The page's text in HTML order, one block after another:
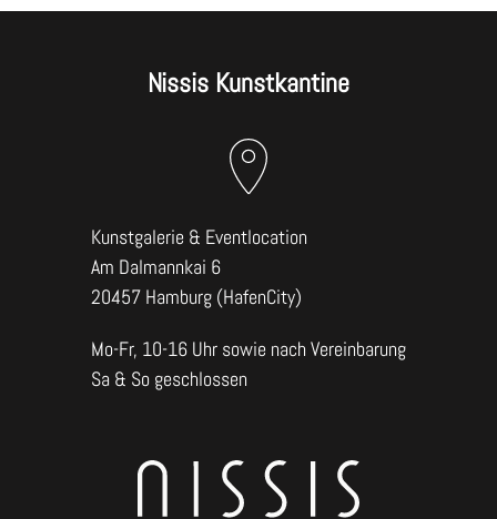
Nissis Kunstkantine
Kunstgalerie & Eventlocation
Am Dalmannkai 6
20457 Hamburg (HafenCity)
Mo-Fr, 10-16 Uhr sowie nach Vereinbarung
Sa & So geschlossen